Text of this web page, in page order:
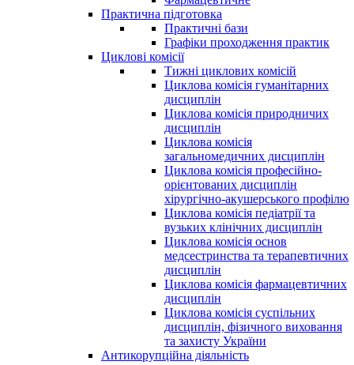
Практична підготовка
Практичні бази
Графіки проходження практик
Циклові комісії
Тижні циклових комісій
Циклова комісія гуманітарних
дисциплін
Циклова комісія природничих
дисциплін
Циклова комісія
загальномедичних дисциплін
Циклова комісія професійно-
орієнтованих дисциплін
хірургічно-акушерського профілю
Циклова комісія педіатрії та
вузьких клінічних дисциплін
Циклова комісія основ
медсестринства та терапевтичних
дисциплін
Циклова комісія фармацевтичних
дисциплін
Циклова комісія суспільних
дисциплін, фізичного виховання
та захисту України
Антикорупційна діяльність